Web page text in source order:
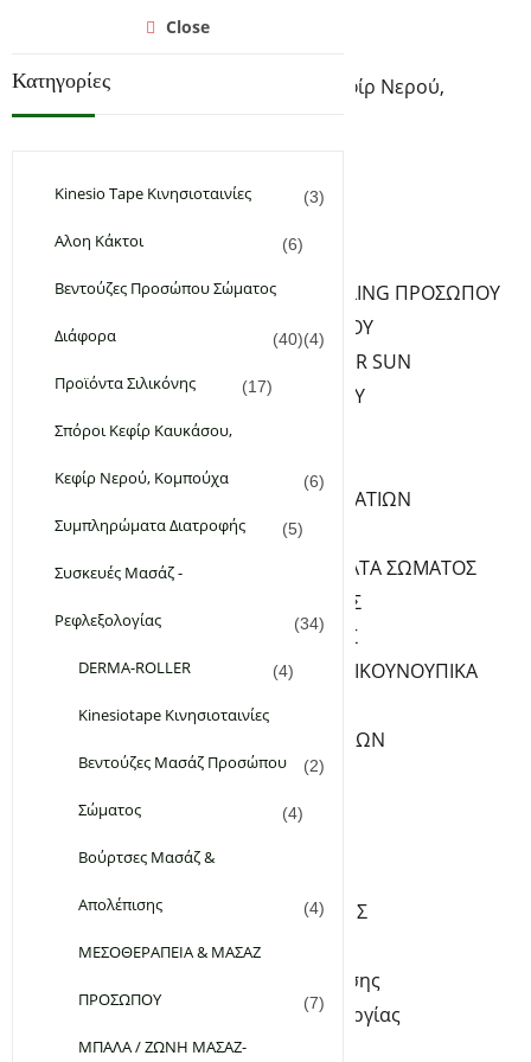
Σπόροι Κεφίρ Καυκάσου, Κεφίρ Νερού,
Φυτικά & Αιθέρια Έλαια
ΦΡΟΝΤΙΔΑ ΠΡΟΣΩΠΟΥ
ΚΑΘΑΡΙΣΜΟΣ PEELING ΠΡΟΣΩΠΟΥ
ΚΡΕΜΕΣ ΠΡΟΣΩΠΟΥ
ΑΝΤΗΛΙΑΚΑ – AFTER SUN
SERUM ΠΡΟΣΩΠΟΥ
ΦΡΟΝΤΙΔΑ ΧΕΙΛΙΩΝ
ΦΡΟΝΤΙΔΑ ΜΑΤΙΩΝ
ΚΡΕΜΕΣ-SERUM ΜΑΤΙΩΝ
ΦΡΟΝΤΙΔΑ ΣΩΜΑΤΟΣ
ΛΑΔΙΑ-ΓΑΛΑΚΤΩΜΑΤΑ ΣΩΜΑΤΟΣ
PEELING ΣΩΜΑΤΟΣ
ΚΡΕΜΕΣ ΣΩΜΑΤΟΣ
ΑΠΟΣΜΗΤΙΚΑ-ΑΝΤΙΚΟΥΝΟΥΠΙΚΑ
ΥΓΡΑ ΣΑΠΟΥΝΙΑ
ΦΡΟΝΤΙΔΑ ΧΕΡΙΩΝ-ΝΥΧΙΩΝ
SERUM ΝΥΧΙΩΝ
ΚΡΕΜΕΣ ΧΕΡΙΩΝ
ΑΛΑΤΑ – ΑΡΓΙΛΟΙ-ΣΚΟΝΕΣ
Kinesiotape Κινησιοταινίες
Βούρτσες Μασάζ & Απολέπισης
Συσκευές Μασάζ – Ρεφλεξολογίας
DERMA-ROLLER
Close
Κατηγορίες
Kinesio Tape Κινησιοταινίες (3)
Αλοη Κάκτοι (6)
Βεντούζες Προσώπου Σώματος
(4)
Διάφορα (40)
Προϊόντα Σιλικόνης (17)
Σπόροι Κεφίρ Καυκάσου,
Κεφίρ Νερού, Κομπούχα (6)
Συμπληρώματα Διατροφής (5)
Συσκευές Μασάζ -
Ρεφλεξολογίας (34)
DERMA-ROLLER (4)
Kinesiotape Κινησιοταινίες
(2)
Βεντούζες Μασάζ Προσώπου
Σώματος (4)
Βούρτσες Μασάζ &
Απολέπισης (4)
ΜΕΣΟΘΕΡΑΠΕΙΑ & ΜΑΣΑΖ
ΠΡΟΣΩΠΟΥ (7)
ΜΠΑΛΑ / ΖΩΝΗ ΜΑΣΑΖ-